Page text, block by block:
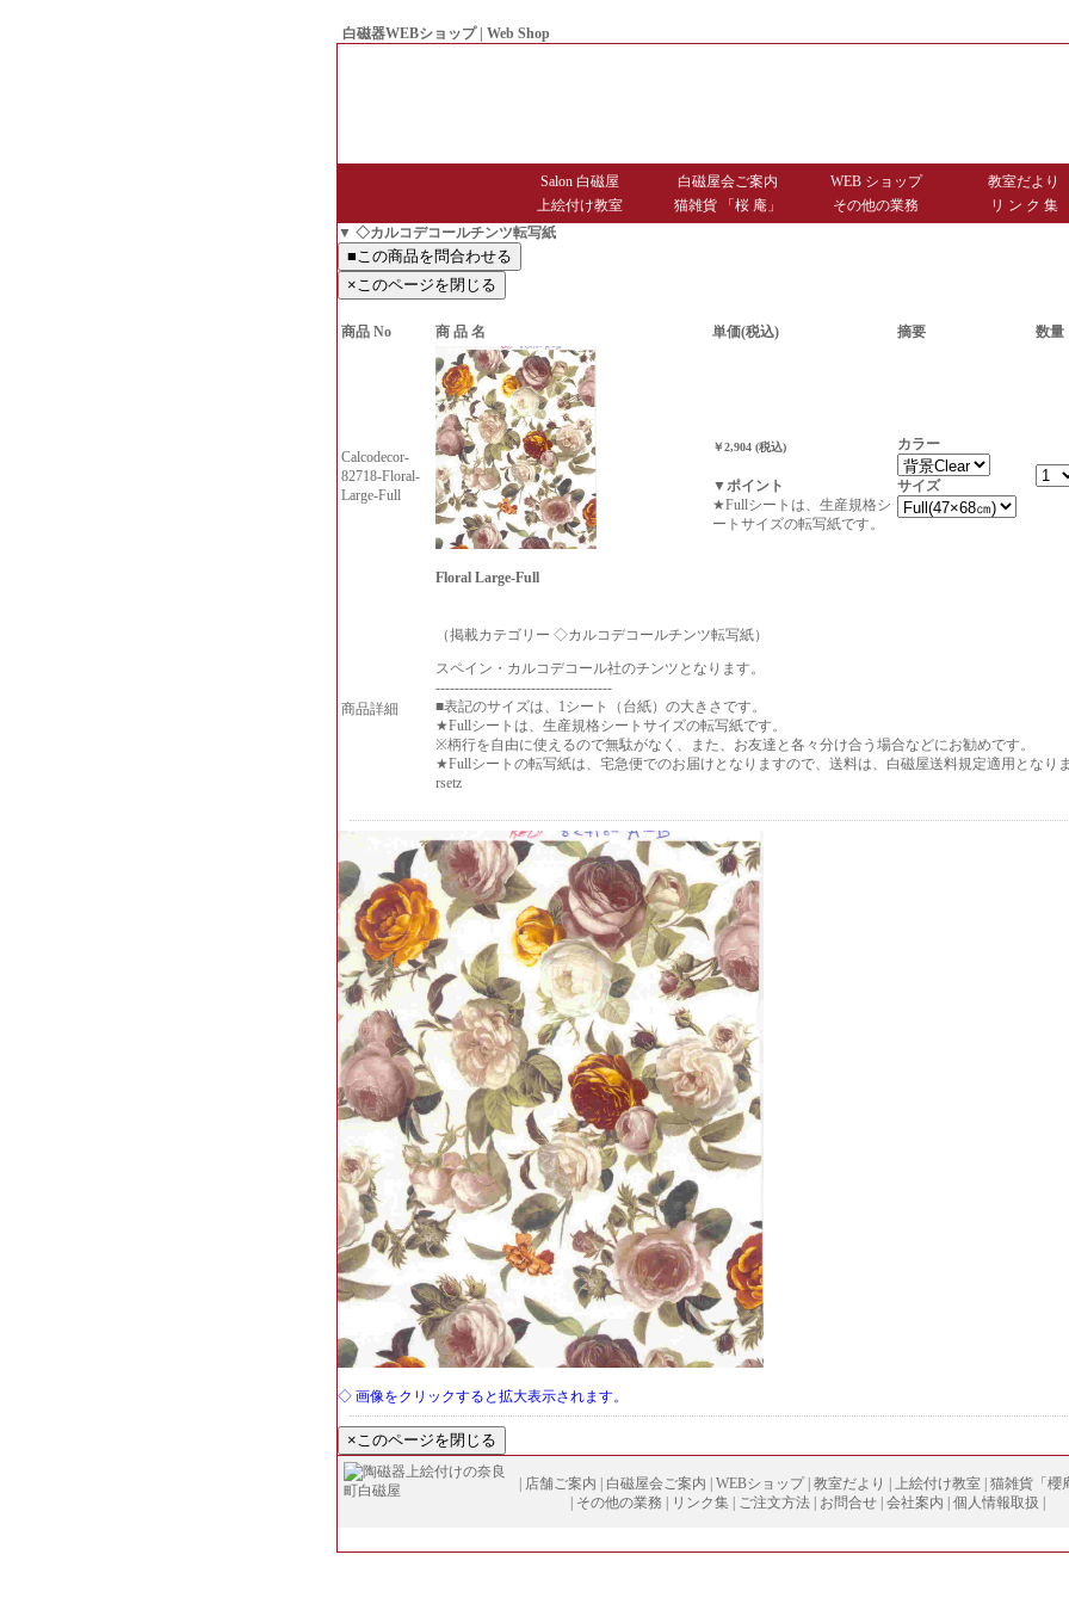
白磁器WEBショップ | Web Shop
Salon 白磁屋 白磁屋会ご案内 WEB ショップ
教室だより
上絵付け教室
猫雑貨 「桜 庵」 その他の業務
リ ン ク 集
▼ ◇カルコデコールチンツ転写紙
商品 No 商 品 名 単価(税込) 摘要 数量
Calcodecor-
82718-Floral-
Large-Full
Floral Large-Full
￥2,904 (税込)
▼ポイント
★Fullシートは、生産規格シ
ートサイズの転写紙です。
カラー
サイズ
商品詳細
（掲載カテゴリー ◇カルコデコールチンツ転写紙）
スペイン・カルコデコール社のチンツとなります。
-------------------------------------
■表記のサイズは、1シート（台紙）の大きさです。
★Fullシートは、生産規格シートサイズの転写紙です。
※柄行を自由に使えるので無駄がなく、また、お友達と各々分け合う場合などにお勧めです。
★Fullシートの転写紙は、宅急便でのお届けとなりますので、送料は、白磁屋送料規定適用となり
rsetz
◇ 画像をクリックすると拡大表示されます。
店舗ご案内 白磁屋会ご案内 WEBショップ| 教室だより 上絵付け教室 猫雑貨「櫻
その他の業務 リンク集 ご注文方法 お問合せ 会社案内 個人情報取扱